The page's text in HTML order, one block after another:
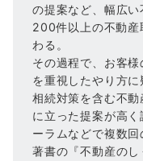
の提案など、幅広
200件以上の不動産
わる。
その過程で、お客
を重視したやり方に
相続対策を含む不
に立った提案が高
ーラムなどで複数回
著書の『不動産の